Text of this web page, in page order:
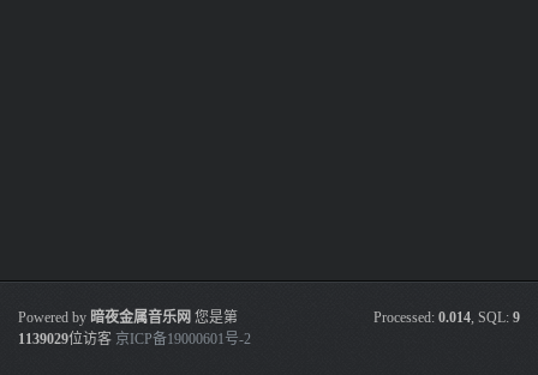
Powered by 暗夜金属音乐网 您是第
1139029位访客 京ICP备19000601号-2
Processed: 0.014, SQL: 9